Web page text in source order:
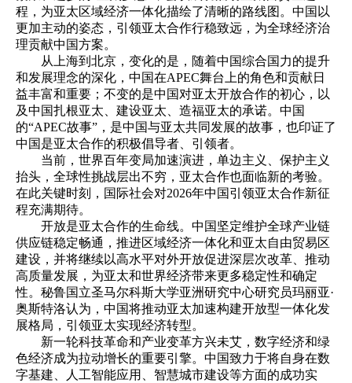
程，为亚太区域经济一体化描绘了清晰的路线图。中国以
更加主动的姿态，引领亚太合作行稳致远，为全球经济治
理贡献中国方案。
从上海到北京，变化的是，随着中国综合国力的提升
和发展理念的深化，中国在APEC舞台上的角色和贡献日
益丰富和重要；不变的是中国对亚太开放合作的初心，以
及中国扎根亚太、建设亚太、造福亚太的承诺。中国
的“APEC故事”，是中国与亚太共同发展的故事，也印证了
中国是亚太合作的积极倡导者、引领者。
当前，世界百年变局加速演进，单边主义、保护主义
抬头，全球性挑战层出不穷，亚太合作也面临新的考验。
在此关键时刻，国际社会对2026年中国引领亚太合作新征
程充满期待。
开放是亚太合作的生命线。中国坚定维护全球产业链
供应链稳定畅通，推进区域经济一体化和亚太自由贸易区
建设，并将继续以高水平对外开放促进深层次改革、推动
高质量发展，为亚太和世界经济带来更多稳定性和确定
性。秘鲁国立圣马尔科斯大学亚洲研究中心研究员玛丽亚·
奥斯特洛认为，中国将推动亚太加速构建开放型一体化发
展格局，引领亚太实现经济转型。
新一轮科技革命和产业变革方兴未艾，数字经济和绿
色经济成为拉动增长的重要引擎。中国致力于将自身在数
字基建、人工智能应用、智慧城市建设等方面的成功实